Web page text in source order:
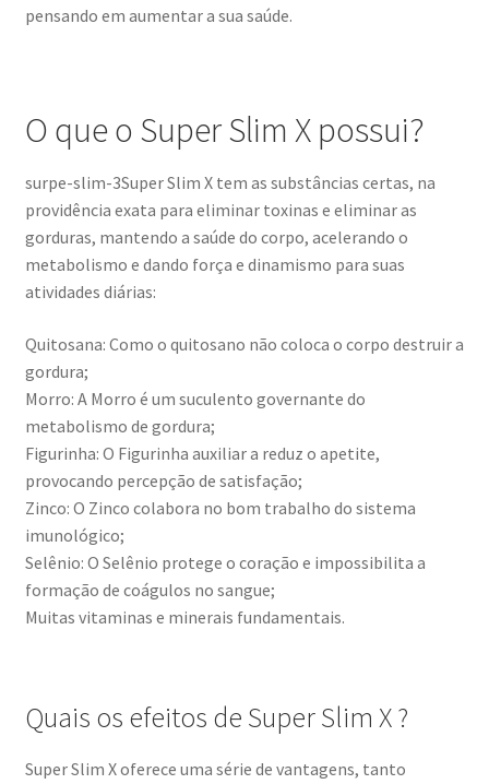
pensando em aumentar a sua saúde.
O que o Super Slim X possui?
surpe-slim-3Super Slim X tem as substâncias certas, na
providência exata para eliminar toxinas e eliminar as
gorduras, mantendo a saúde do corpo, acelerando o
metabolismo e dando força e dinamismo para suas
atividades diárias:
Quitosana: Como o quitosano não coloca o corpo destruir a
gordura;
Morro: A Morro é um suculento governante do
metabolismo de gordura;
Figurinha: O Figurinha auxiliar a reduz o apetite,
provocando percepção de satisfação;
Zinco: O Zinco colabora no bom trabalho do sistema
imunológico;
Selênio: O Selênio protege o coração e impossibilita a
formação de coágulos no sangue;
Muitas vitaminas e minerais fundamentais.
Quais os efeitos de Super Slim X ?
Super Slim X oferece uma série de vantagens, tanto